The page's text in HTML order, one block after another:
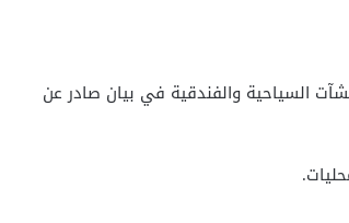
السياحية والفندقية في بيان صادر عن